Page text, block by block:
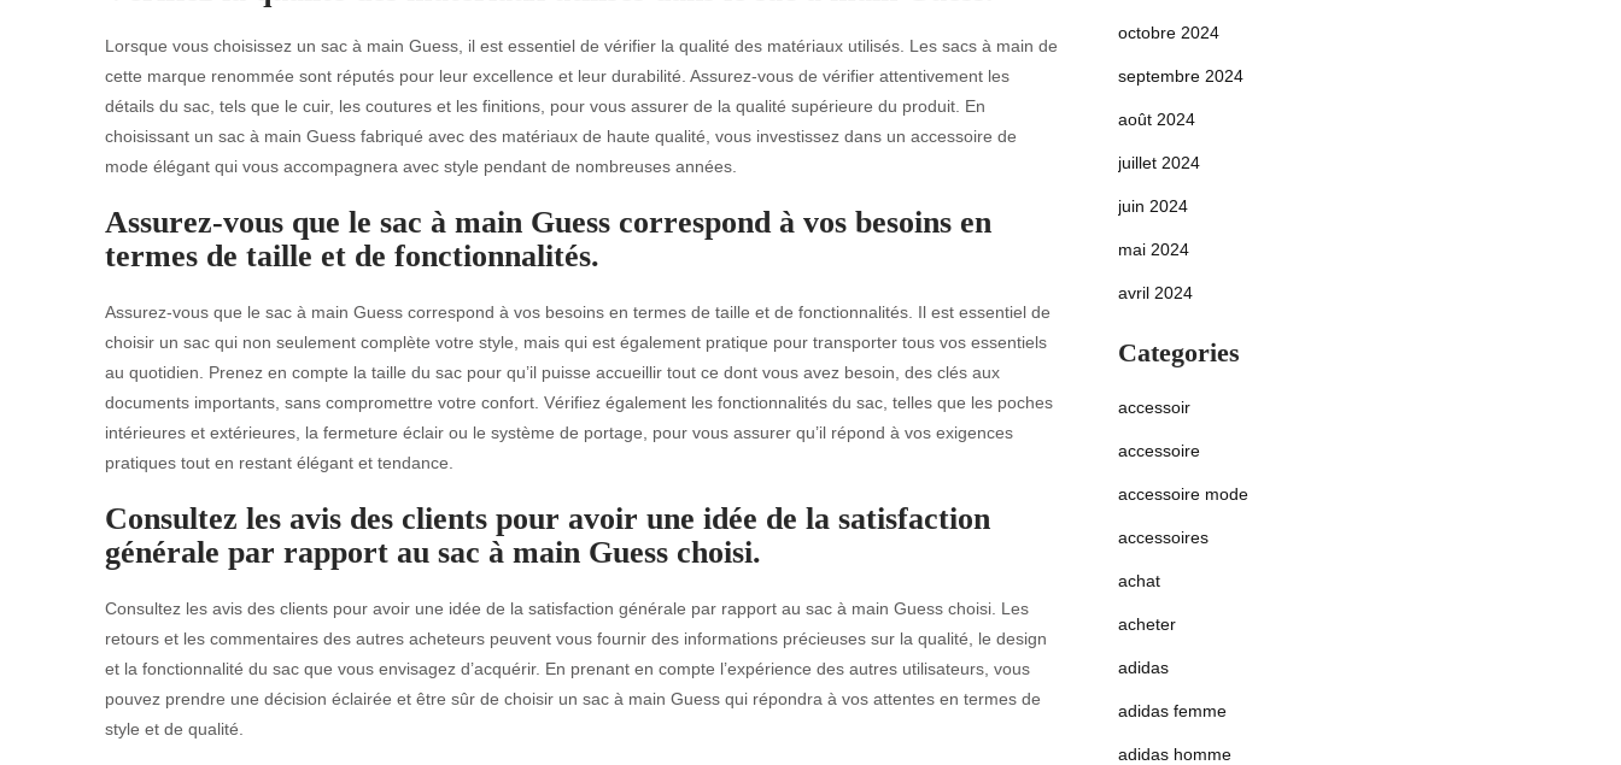
Lorsque vous choisissez un sac à main Guess, il est essentiel de vérifier la qualité des matériaux utilisés. Les sacs à main de
cette marque renommée sont réputés pour leur excellence et leur durabilité. Assurez-vous de vérifier attentivement les
détails du sac, tels que le cuir, les coutures et les finitions, pour vous assurer de la qualité supérieure du produit. En
choisissant un sac à main Guess fabriqué avec des matériaux de haute qualité, vous investissez dans un accessoire de
mode élégant qui vous accompagnera avec style pendant de nombreuses années.
Assurez-vous que le sac à main Guess correspond à vos besoins en
termes de taille et de fonctionnalités.
Assurez-vous que le sac à main Guess correspond à vos besoins en termes de taille et de fonctionnalités. Il est essentiel de
choisir un sac qui non seulement complète votre style, mais qui est également pratique pour transporter tous vos essentiels
au quotidien. Prenez en compte la taille du sac pour qu’il puisse accueillir tout ce dont vous avez besoin, des clés aux
documents importants, sans compromettre votre confort. Vérifiez également les fonctionnalités du sac, telles que les poches
intérieures et extérieures, la fermeture éclair ou le système de portage, pour vous assurer qu’il répond à vos exigences
pratiques tout en restant élégant et tendance.
Consultez les avis des clients pour avoir une idée de la satisfaction
générale par rapport au sac à main Guess choisi.
Consultez les avis des clients pour avoir une idée de la satisfaction générale par rapport au sac à main Guess choisi. Les
retours et les commentaires des autres acheteurs peuvent vous fournir des informations précieuses sur la qualité, le design
et la fonctionnalité du sac que vous envisagez d’acquérir. En prenant en compte l’expérience des autres utilisateurs, vous
pouvez prendre une décision éclairée et être sûr de choisir un sac à main Guess qui répondra à vos attentes en termes de
style et de qualité.
octobre 2024
septembre 2024
août 2024
juillet 2024
juin 2024
mai 2024
avril 2024
Categories
accessoir
accessoire
accessoire mode
accessoires
achat
acheter
adidas
adidas femme
adidas homme